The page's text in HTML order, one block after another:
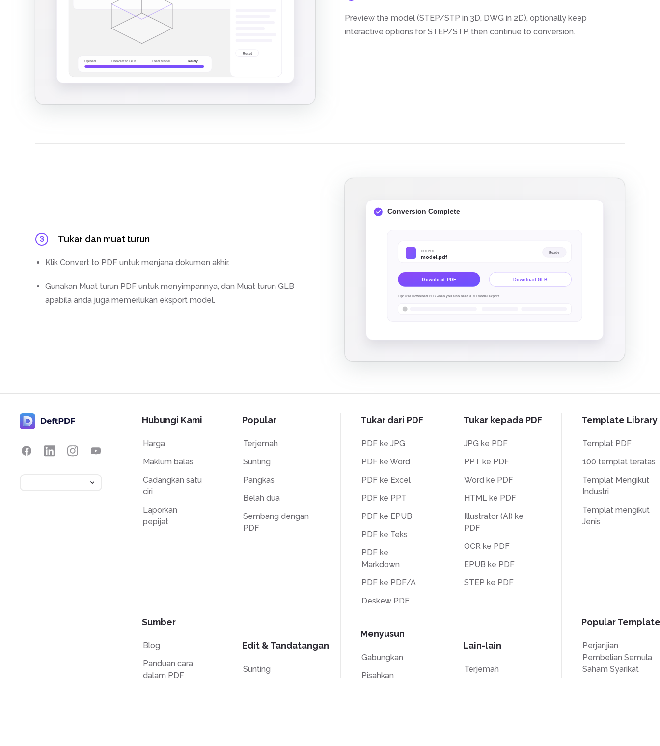
Preview the model (STEP/STP in 3D, DWG in 2D), optionally keep
interactive options for STEP/STP, then continue to conversion.
3 Tukar dan muat turun
Klik Convert to PDF untuk menjana dokumen akhir.
Gunakan Muat turun PDF untuk menyimpannya, dan Muat turun GLB
apabila anda juga memerlukan eksport model.
Hubungi Kami
Harga
Maklum balas
Cadangkan satu
ciri
Laporkan
pepijat
Sumber
Blog
Panduan cara
dalam PDF
Popular
Terjemah
Sunting
Pangkas
Belah dua
Sembang dengan
PDF
Edit & Tandatangan
Sunting
Tukar dari PDF
PDF ke JPG
PDF ke Word
PDF ke Excel
PDF ke PPT
PDF ke EPUB
PDF ke Teks
PDF ke
Markdown
PDF ke PDF/A
Deskew PDF
Menyusun
Gabungkan
Pisahkan
Tukar kepada PDF
JPG ke PDF
PPT ke PDF
Word ke PDF
HTML ke PDF
Illustrator (AI) ke
PDF
OCR ke PDF
EPUB ke PDF
STEP ke PDF
Lain-lain
Terjemah
Template Library
Templat PDF
100 templat teratas
Templat Mengikut
Industri
Templat mengikut
Jenis
Popular
Perjanjian
Pembelian Semula
Saham Syarikat